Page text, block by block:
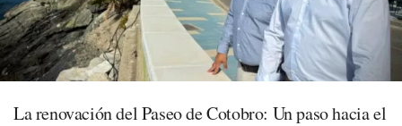
La renovación del Paseo de Cotobro: Un paso hacia el